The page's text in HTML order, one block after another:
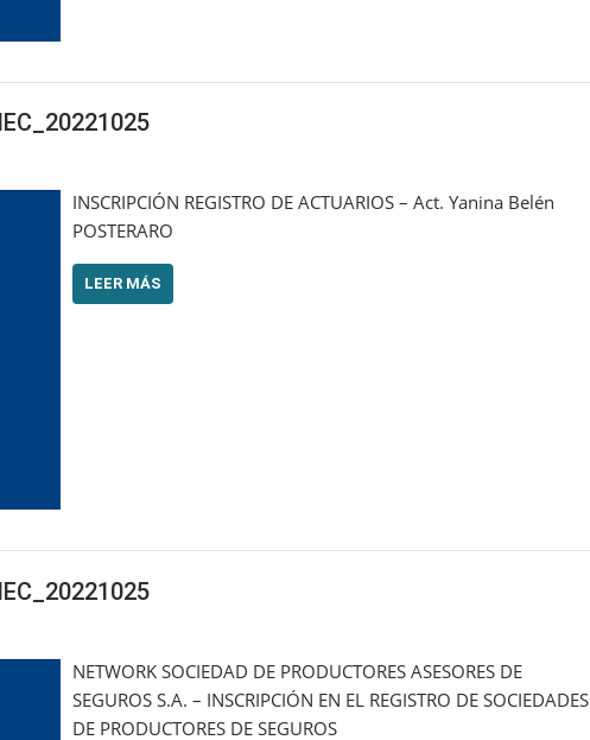
INSCRIPCIÓN REGISTRO DE ACTUARIOS – Act. Yanina Belén
POSTERARO
LEER MÁS
NETWORK SOCIEDAD DE PRODUCTORES ASESORES DE
SEGUROS S.A. – INSCRIPCIÓN EN EL REGISTRO DE SOCIEDADES
DE PRODUCTORES DE SEGUROS